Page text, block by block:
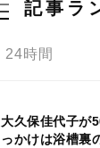
記事ラ
24時間
大久保佳代子が
っかけは浴槽裏